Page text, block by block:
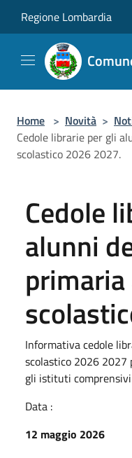
Regione Lombardia
Home > Novità >
Cedole librarie per gli
scolastico 2026 2027.
Cedole
alunni
Informativa cedole
scolastico 2026 2027
gli istituti
Data :
12 maggio 2026